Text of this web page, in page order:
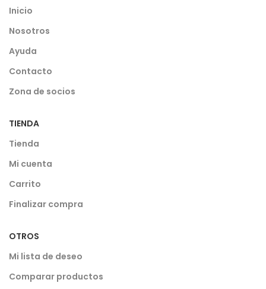
Inicio
Nosotros
Ayuda
Contacto
Zona de socios
TIENDA
Tienda
Mi cuenta
Carrito
Finalizar compra
OTROS
Mi lista de deseo
Comparar productos